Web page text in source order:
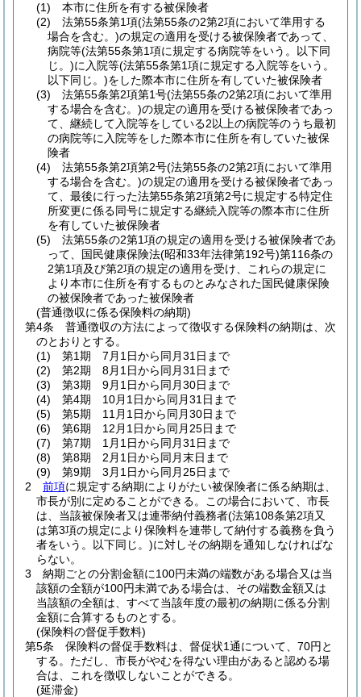
(1)
本市に住所を有する被保険者
(2)
法第55条第1項(法第55条の2第2項において準用する
場合を含む。)の規定の適用を受ける被保険者であって、
病院等(法第55条第1項に規定する病院等をいう。以下同
じ。)に入院等(法第55条第1項に規定する入院等をいう。
以下同じ。)をした際本市に住所を有していた被保険者
(3)
法第55条第2項第1号(法第55条の2第2項において準用
する場合を含む。)の規定の適用を受ける被保険者であっ
て、継続して入院等をしている2以上の病院等のうち最初
の病院等に入院等をした際本市に住所を有していた被保
険者
(4)
法第55条第2項第2号(法第55条の2第2項において準用
する場合を含む。)の規定の適用を受ける被保険者であっ
て、最後に行った法第55条第2項第2号に規定する特定住
所変更に係る同号に規定する継続入院等の際本市に住所
を有していた被保険者
(5)
法第55条の2第1項の規定の適用を受ける被保険者であ
って、国民健康保険法(昭和33年法律第192号)第116条の
2第1項及び第2項の規定の適用を受け、これらの規定に
より本市に住所を有するものとみなされた国民健康保険
の被保険者であった被保険者
(普通徴収に係る保険料の納期)
第4条
普通徴収の方法によって徴収する保険料の納期は、次
のとおりとする。
(1)
第1期 7月1日から同月31日まで
(2)
第2期 8月1日から同月31日まで
(3)
第3期 9月1日から同月30日まで
(4)
第4期 10月1日から同月31日まで
(5)
第5期 11月1日から同月30日まで
(6)
第6期 12月1日から同月25日まで
(7)
第7期 1月1日から同月31日まで
(8)
第8期 2月1日から同月末日まで
(9)
第9期 3月1日から同月25日まで
2
前項に規定する納期によりがたい被保険者に係る納期は、
市長が別に定めることができる。
この場合において、市長
は、当該被保険者又は連帯納付義務者(法第108条第2項又
は第3項の規定により保険料を連帯して納付する義務を負う
者をいう。以下同じ。)に対しその納期を通知しなければな
らない。
3
納期ごとの分割金額に100円未満の端数がある場合又は当
該額の全額が100円未満である場合は、その端数金額又は
当該額の全額は、すべて当該年度の最初の納期に係る分割
金額に合算するものとする。
(保険料の督促手数料)
第5条
保険料の督促手数料は、督促状1通について、70円と
する。 ただし、市長がやむを得ない理由があると認める場
合は、これを徴収しないことができる。
(延滞金)